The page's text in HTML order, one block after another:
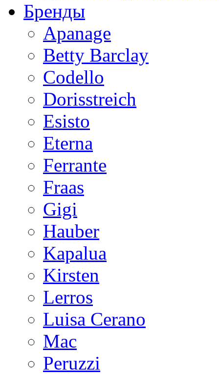
Бренды
Apanage
Betty Barclay
Codello
Dorisstreich
Esisto
Eterna
Ferrante
Fraas
Gigi
Hauber
Kapalua
Kirsten
Lerros
Luisa Cerano
Mac
Peruzzi